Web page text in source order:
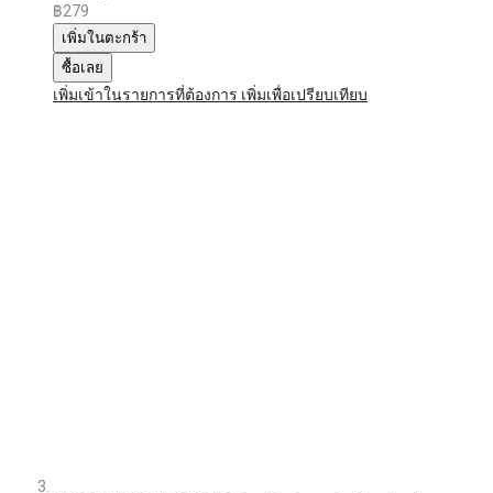
฿279
เพิ่มในตะกร้า
ซื้อเลย
เพิ่มเข้าในรายการที่ต้องการ เพิ่มเพื่อเปรียบเทียบ